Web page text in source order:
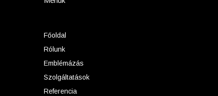
Főoldal
Rólunk
Emblémázás
Szolgáltatások
Referencia